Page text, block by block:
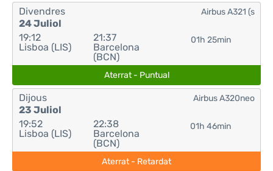
Divendres
24 Juliol
19:12
Lisboa (LIS)
21:37
Barcelona
(BCN)
01h 25min
Airbus A321 (s
Aterrat - Puntual
Dijous
23 Juliol
19:52
Lisboa (LIS)
22:38
Barcelona
(BCN)
01h 46min
Airbus A320neo
Aterrat - Retardat